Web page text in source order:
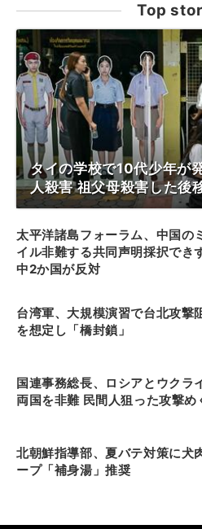
Top
タイの学校で10代少年が
人殺害 祖父母殺害した後
太平洋諸島フォーラム、中国の
イル非難する共同声明採択でき
中2か国が反対
台湾軍、大規模演習で台北攻撃
を想定し「橋封鎖」
国連事務総長、ロシアとウクラ
両国を非難 民間人狙った攻撃め
北朝鮮指導部、夏バテ対策に犬
ープ「補身湯」推奨